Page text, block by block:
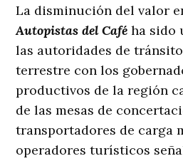
La disminución del valor
Autopistas del Café ha sido
las autoridades de
terrestre con los
productivos de la región
de las mesas de
transportadores de carga
operadores turísticos